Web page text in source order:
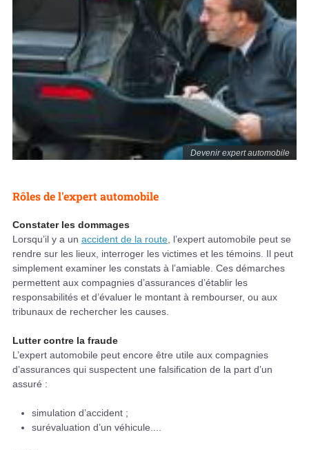
Devenir expert automobile
Rôles de l'expert automobile
Constater les dommages
Lorsqu’il y a un accident de la route , l’expert automobile peut se
rendre sur les lieux, interroger les victimes et les témoins. Il peut
simplement examiner les constats à l’amiable. Ces démarches
permettent aux compagnies d’assurances d’établir les
responsabilités et d’évaluer le montant à rembourser, ou aux
tribunaux de rechercher les causes.
Lutter contre la fraude
L’expert automobile peut encore être utile aux compagnies
d’assurances qui suspectent une falsification de la part d’un
assuré :
simulation d’accident ;
surévaluation d’un véhicule....